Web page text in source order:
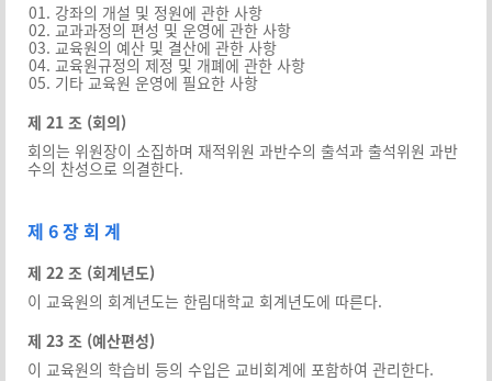
강좌의 개설 및 정원에 관한 사항
교과과정의 편성 및 운영에 관한 사항
교육원의 예산 및 결산에 관한 사항
교육원규정의 제정 및 개폐에 관한 사항
기타 교육원 운영에 필요한 사항
제 21 조 (회의)
회의는 위원장이 소집하며 재적위원 과반수의 출석과 출석위원 과반
수의 찬성으로 의결한다.
제 6 장 회 계
제 22 조 (회계년도)
이 교육원의 회계년도는 한림대학교 회계년도에 따른다.
제 23 조 (예산편성)
이 교육원의 학습비 등의 수입은 교비회계에 포함하여 관리한다.